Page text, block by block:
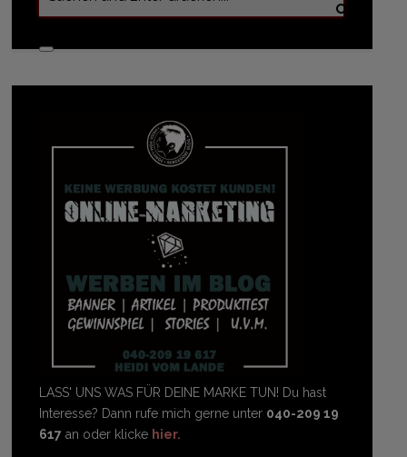
LASS' UNS WAS FÜR DEINE MARKE TUN! Du hast
Interesse? Dann rufe mich gerne unter 040-209 19
617 an oder klicke hier.